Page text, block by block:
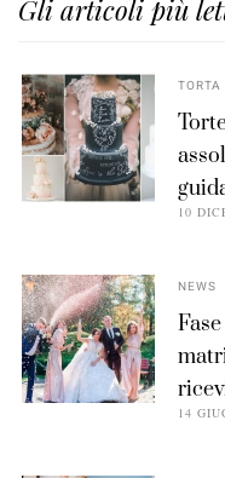
Gli articoli più
10
NEWS
14